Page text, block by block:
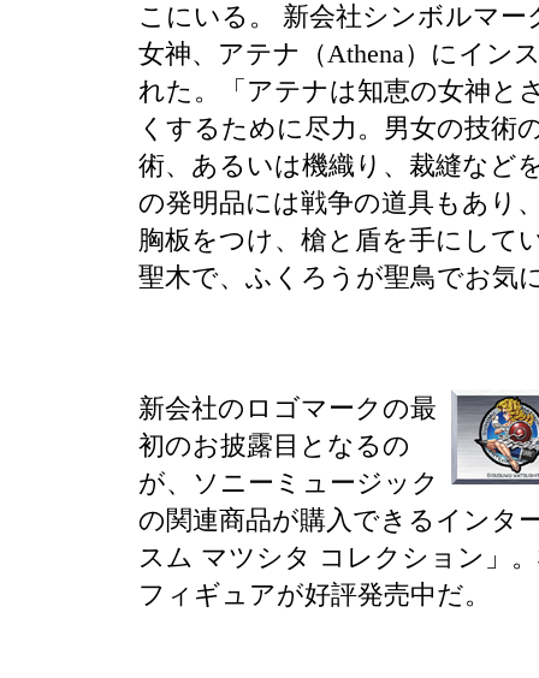
こにいる。 新会社シンボルマ
女神、アテナ（Athena）にイン
れた。「アテナは知恵の女神と
くするために尽力。男女の技術
術、あるいは機織り、裁縫など
の発明品には戦争の道具もあり
胸板をつけ、槍と盾を手にして
聖木で、ふくろうが聖鳥でお気
新会社のロゴマークの最
初のお披露目となるの
が、ソニーミュージック
の関連商品が購入できるインタ
スム マツシタ コレクション」
フィギュアが好評発売中だ。